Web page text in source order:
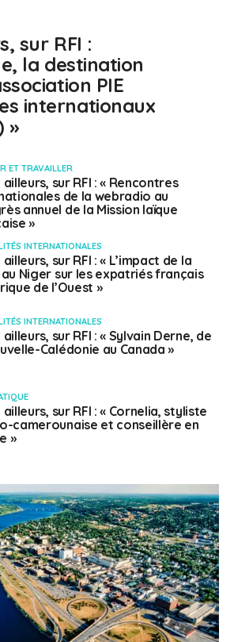
sur RFI :
la destination
PIE
internationaux
»
ET TRAVAILLER
sur RFI : « Rencontres
de la webradio au
annuel de la Mission laïque
»
INTERNATIONALES
sur RFI : « L’impact de la
Niger sur les expatriés français
de l’Ouest »
INTERNATIONALES
sur RFI : « Sylvain Derne, de
Calédonie au Canada »
sur RFI : « Cornelia, styliste
camerounaise et conseillère en
»